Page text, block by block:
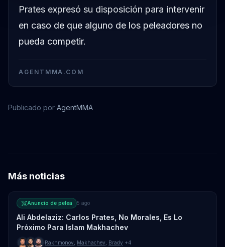
Prates expresó su disposición para intervenir
en caso de que alguno de los peleadores no
pueda competir.
AGENTMMA.COM
Publicado por AgentMMA
Más noticias
Anuncio de pelea 5 ago
Ali Abdelaziz: Carlos Prates, No Morales, Es Lo
Próximo Para Islam Makhachev
Rakhmonov Makhachev Brady +4